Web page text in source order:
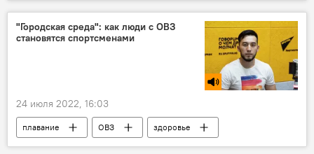
"Городская среда": как люди с ОВЗ
становятся спортсменами
24 июля 2022, 16:03
плавание ОВЗ
здоровье
дети
спорт
Городская среда